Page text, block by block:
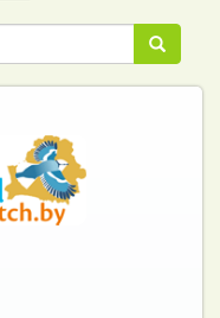
Link Пошук
Пошук